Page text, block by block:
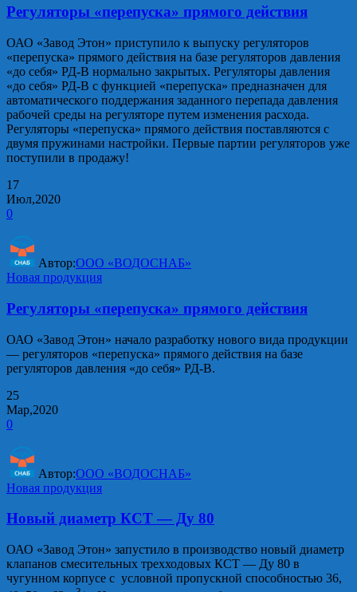
Регуляторы «перепуска» прямого действия
ОАО «Завод Этон» приступило к выпуску регуляторов
«перепуска» прямого действия на базе регуляторов давления
«до себя» РД-В нормально закрытых. Регуляторы давления
«до себя» РД-В с функцией «перепуска» предназначен для
автоматического поддержания заданного перепада давления
рабочей среды на регуляторе путем изменения расхода.
Регуляторы «перепуска» прямого действия поставляются с
двумя пружинами настройки. Первые партии регуляторов уже
поступили в продажу!
17
Июл,2020
0
Автор:ООО «ВОДОСНАБ»
Новая продукция
Регуляторы «перепуска» прямого действия
ОАО «Завод Этон» начало разработку нового вида продукции
— регуляторов «перепуска» прямого действия на базе
регуляторов давления «до себя» РД-В.
25
Мар,2020
0
Автор:ООО «ВОДОСНАБ»
Новая продукция
Новый диаметр КСТ — Ду 80
ОАО «Завод Этон» запустило в производство новый диаметр
клапанов смесительных трехходовых КСТ — Ду 80 в
чугунном корпусе с условной пропускной способностью 36,